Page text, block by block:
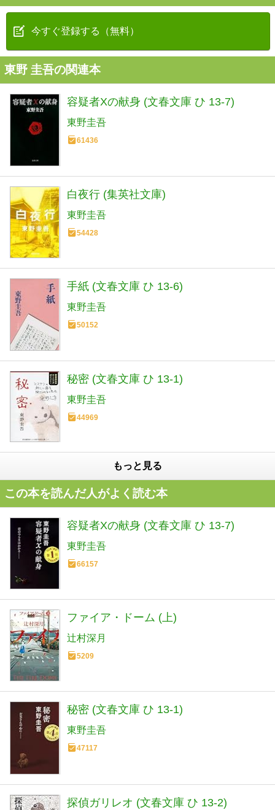
今すぐ登録する（無料）
東野 圭吾の関連本
容疑者Xの献身 (文春文庫 ひ 13-7)
東野圭吾
61436
白夜行 (集英社文庫)
東野圭吾
54428
手紙 (文春文庫 ひ 13-6)
東野圭吾
50152
秘密 (文春文庫 ひ 13-1)
東野圭吾
44969
もっと見る
この本を読んだ人がよく読む本
容疑者Xの献身 (文春文庫 ひ 13-7)
東野圭吾
66157
ファイア・ドーム (上)
辻村深月
5209
秘密 (文春文庫 ひ 13-1)
東野圭吾
47117
探偵ガリレオ (文春文庫 ひ 13-2)